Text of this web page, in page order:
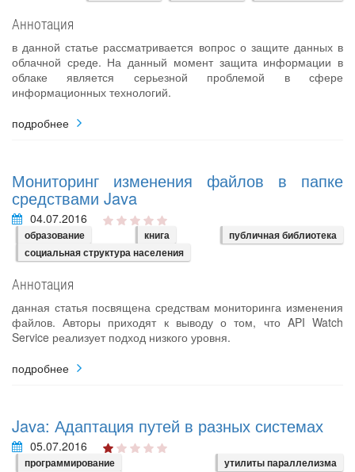
Аннотация
в данной статье рассматривается вопрос о защите данных в
облачной среде. На данный момент защита информации в
облаке является серьезной проблемой в сфере
информационных технологий.
подробнее
Мониторинг изменения файлов в папке
средствами Java
04.07.2016
образование книга
публичная библиотека
социальная структура населения
Аннотация
данная статья посвящена средствам мониторинга изменения
файлов. Авторы приходят к выводу о том, что API Watch
Service реализует подход низкого уровня.
подробнее
Java: Адаптация путей в разных системах
05.07.2016
программирование
утилиты параллелизма